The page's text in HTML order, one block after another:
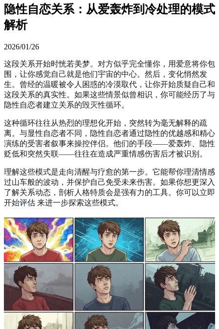
隐性自恋关系：从爱轰炸到冷处理的模式
解析
2026/01/26
这段关系开始时恍若美梦。对方似乎完全懂你，用爱意将你包
围，让你感觉自己就是他们宇宙的中心。然后，变化悄然发
生。曾经的温暖被令人困惑的冷漠取代，让你开始质疑自己和
这段关系的真实性。如果这些情景似曾相识，你可能经历了与
隐性自恋者建立关系的毁灭性循环。
这种循环往往从热烈的理想化开始，突然转为毫无解释的疏
离。与显性自恋者不同，隐性自恋者通过隐性的优越感和精心
演练的受害者叙事来操控伴侣。他们的手段——爱轰炸、隐性
贬低和突然失联——往往在造成严重情感伤害后才被识别。
理解这些模式是走向清醒与疗愈的第一步。它能帮你理清情感
过山车般的波动，并保护自己免受未来伤害。如果你想更深入
了解关系动态，剖析人格特质会是强有力的工具。你可以立即
开始评估 来进一步探索这些模式。